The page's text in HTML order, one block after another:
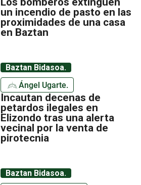
un incendio de pasto en las
proximidades de una casa
en Baztan
Baztan Bidasoa.
Ángel Ugarte.
Incautan decenas de
petardos ilegales en
Elizondo tras una alerta
vecinal por la venta de
pirotecnia
Baztan Bidasoa.